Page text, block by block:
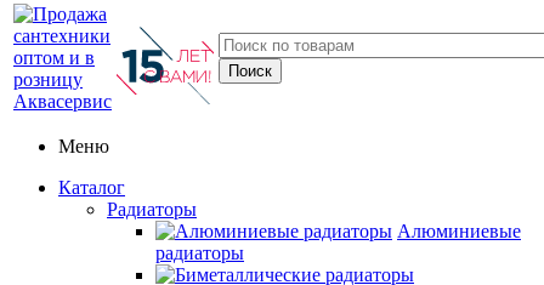
Меню
Каталог
Радиаторы
Алюминиевые
радиаторы